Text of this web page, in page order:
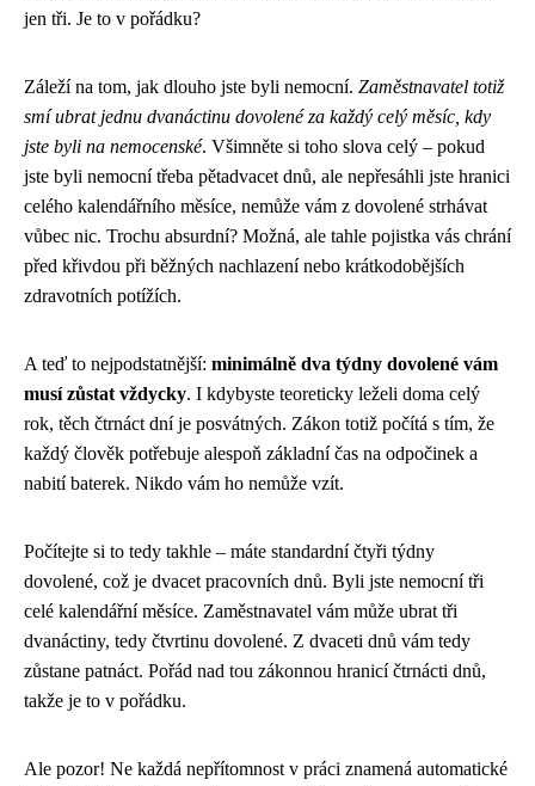
jen tři. Je to v pořádku?
Záleží na tom, jak dlouho jste byli nemocní. Zaměstnavatel totiž
smí ubrat jednu dvanáctinu dovolené za každý celý měsíc, kdy
jste byli na nemocenské. Všimněte si toho slova celý – pokud
jste byli nemocní třeba pětadvacet dnů, ale nepřesáhli jste hranici
celého kalendářního měsíce, nemůže vám z dovolené strhávat
vůbec nic. Trochu absurdní? Možná, ale tahle pojistka vás chrání
před křivdou při běžných nachlazení nebo krátkodobějších
zdravotních potížích.
A teď to nejpodstatnější: minimálně dva týdny dovolené vám
musí zůstat vždycky. I kdybyste teoreticky leželi doma celý
rok, těch čtrnáct dní je posvátných. Zákon totiž počítá s tím, že
každý člověk potřebuje alespoň základní čas na odpočinek a
nabití baterek. Nikdo vám ho nemůže vzít.
Počítejte si to tedy takhle – máte standardní čtyři týdny
dovolené, což je dvacet pracovních dnů. Byli jste nemocní tři
celé kalendářní měsíce. Zaměstnavatel vám může ubrat tři
dvanáctiny, tedy čtvrtinu dovolené. Z dvaceti dnů vám tedy
zůstane patnáct. Pořád nad tou zákonnou hranicí čtrnácti dnů,
takže je to v pořádku.
Ale pozor! Ne každá nepřítomnost v práci znamená automatické